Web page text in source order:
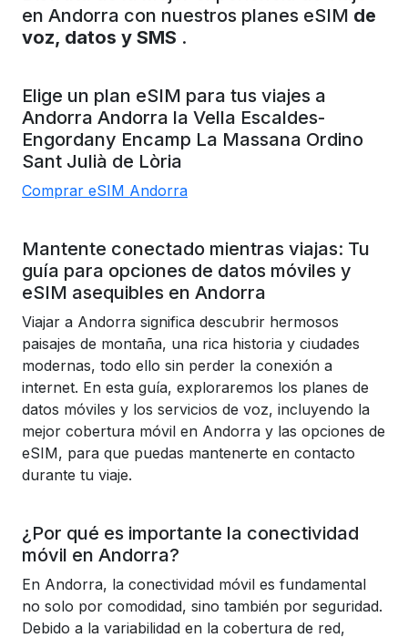
en Andorra con nuestros planes eSIM de
voz, datos y SMS .
Elige un plan eSIM para tus viajes a
Andorra Andorra la Vella Escaldes-
Engordany Encamp La Massana Ordino
Sant Julià de Lòria
Comprar eSIM Andorra
Mantente conectado mientras viajas: Tu
guía para opciones de datos móviles y
eSIM asequibles en Andorra
Viajar a Andorra significa descubrir hermosos
paisajes de montaña, una rica historia y ciudades
modernas, todo ello sin perder la conexión a
internet. En esta guía, exploraremos los planes de
datos móviles y los servicios de voz, incluyendo la
mejor cobertura móvil en Andorra y las opciones de
eSIM, para que puedas mantenerte en contacto
durante tu viaje.
¿Por qué es importante la conectividad
móvil en Andorra?
En Andorra, la conectividad móvil es fundamental
no solo por comodidad, sino también por seguridad.
Debido a la variabilidad en la cobertura de red,